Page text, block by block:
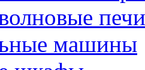
печи
машины